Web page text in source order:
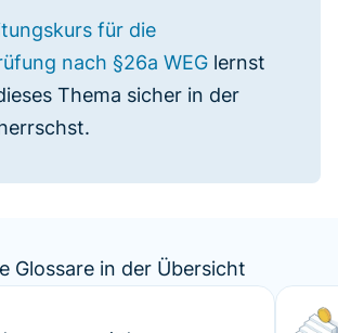
für die
nach §26a WEG lernst
Thema sicher in der
Glossare in der Übersicht